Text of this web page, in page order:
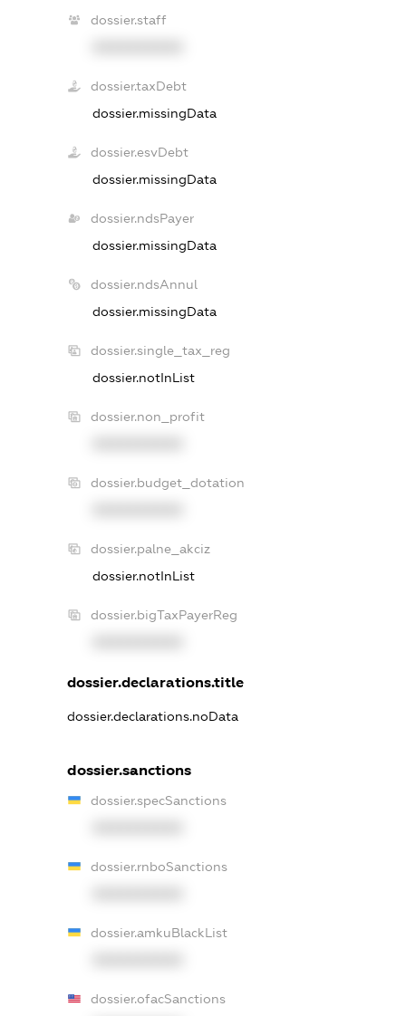
dossier.staff
dossier.taxDebt
dossier.missingData
dossier.esvDebt
dossier.missingData
dossier.ndsPayer
dossier.missingData
dossier.ndsAnnul
dossier.missingData
dossier.single_tax_reg
dossier.notInList
dossier.non_profit
dossier.budget_dotation
dossier.palne_akciz
dossier.notInList
dossier.bigTaxPayerReg
dossier.declarations.title
dossier.declarations.noData
dossier.sanctions
dossier.specSanctions
dossier.rnboSanctions
dossier.amkuBlackList
dossier.ofacSanctions